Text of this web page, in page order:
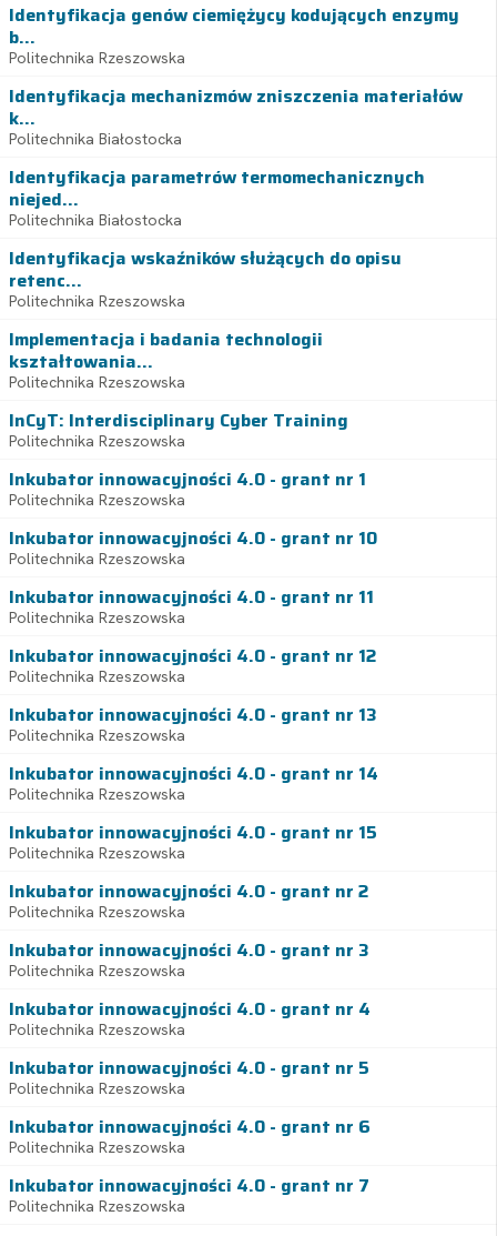
Identyfikacja genów ciemiężycy kodujących enzymy
b...
Politechnika Rzeszowska
Identyfikacja mechanizmów zniszczenia materiałów
k...
Politechnika Białostocka
Identyfikacja parametrów termomechanicznych
niejed...
Politechnika Białostocka
Identyfikacja wskaźników służących do opisu
retenc...
Politechnika Rzeszowska
Implementacja i badania technologii
kształtowania...
Politechnika Rzeszowska
InCyT: Interdisciplinary Cyber Training
Politechnika Rzeszowska
Inkubator innowacyjności 4.0 - grant nr 1
Politechnika Rzeszowska
Inkubator innowacyjności 4.0 - grant nr 10
Politechnika Rzeszowska
Inkubator innowacyjności 4.0 - grant nr 11
Politechnika Rzeszowska
Inkubator innowacyjności 4.0 - grant nr 12
Politechnika Rzeszowska
Inkubator innowacyjności 4.0 - grant nr 13
Politechnika Rzeszowska
Inkubator innowacyjności 4.0 - grant nr 14
Politechnika Rzeszowska
Inkubator innowacyjności 4.0 - grant nr 15
Politechnika Rzeszowska
Inkubator innowacyjności 4.0 - grant nr 2
Politechnika Rzeszowska
Inkubator innowacyjności 4.0 - grant nr 3
Politechnika Rzeszowska
Inkubator innowacyjności 4.0 - grant nr 4
Politechnika Rzeszowska
Inkubator innowacyjności 4.0 - grant nr 5
Politechnika Rzeszowska
Inkubator innowacyjności 4.0 - grant nr 6
Politechnika Rzeszowska
Inkubator innowacyjności 4.0 - grant nr 7
Politechnika Rzeszowska